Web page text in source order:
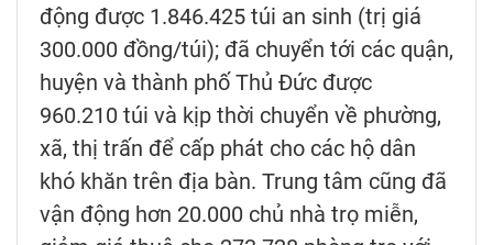
động được 1.846.425 túi an sinh (trị giá
300.000 đồng/túi); đã chuyển tới các quận,
huyện và thành phố Thủ Đức được
960.210 túi và kịp thời chuyển về phường,
xã, thị trấn để cấp phát cho các hộ dân
khó khăn trên địa bàn. Trung tâm cũng đã
vận động hơn 20.000 chủ nhà trọ miễn,